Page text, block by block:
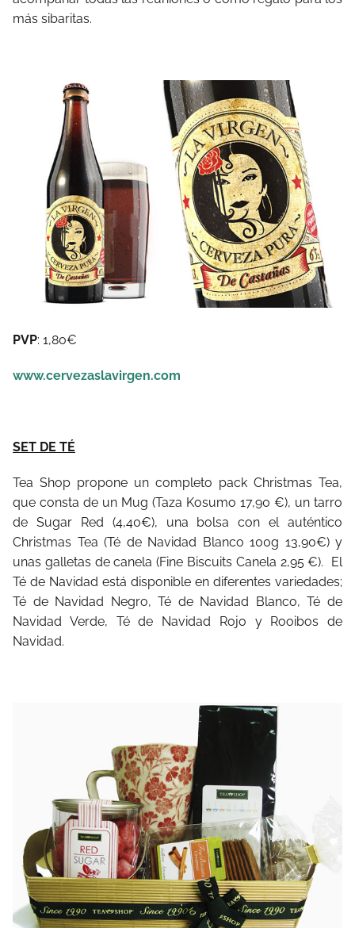
más sibaritas.
PVP: 1,80€
www.cervezaslavirgen.com
SET DE TÉ
Tea Shop propone un completo pack Christmas Tea,
que consta de un Mug (Taza Kosumo 17,90 €), un tarro
de Sugar Red (4,40€), una bolsa con el auténtico
Christmas Tea (Té de Navidad Blanco 100g 13,90€) y
unas galletas de canela (Fine Biscuits Canela 2,95 €). El
Té de Navidad está disponible en diferentes variedades;
Té de Navidad Negro, Té de Navidad Blanco, Té de
Navidad Verde, Té de Navidad Rojo y Rooibos de
Navidad.